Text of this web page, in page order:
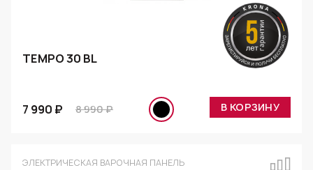
TEMPO 30 BL
7 990 ₽ 8 990 ₽ В КОРЗИНУ
ЭЛЕКТРИЧЕСКАЯ ВАРОЧНАЯ ПАНЕЛЬ